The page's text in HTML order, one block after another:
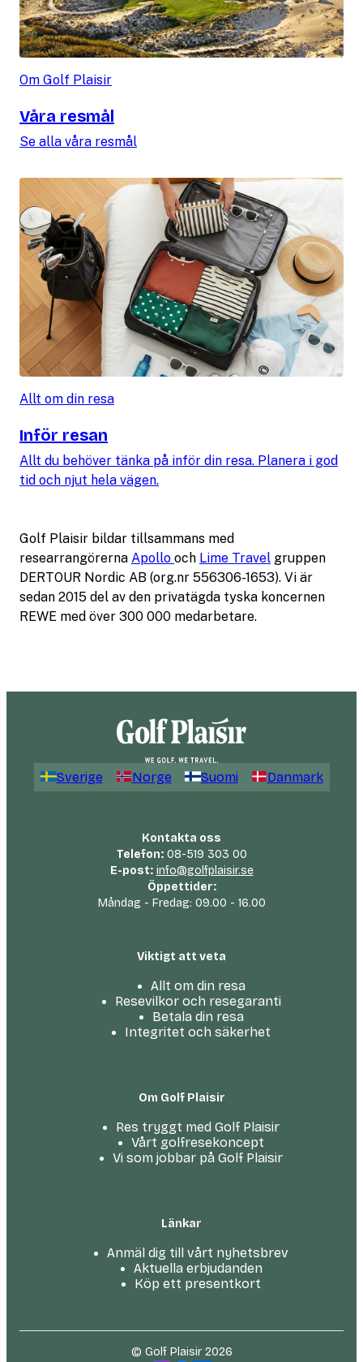
Om Golf Plaisir
Våra resmål
Se alla våra resmål
Allt om din resa
Inför resan
Allt du behöver tänka på inför din resa. Planera i god
tid och njut hela vägen.
Golf Plaisir bildar tillsammans med
researrangörerna Apollo och Lime Travel gruppen
DERTOUR Nordic AB (org.nr 556306-1653). Vi är
sedan 2015 del av den privatägda tyska koncernen
REWE med över 300 000 medarbetare.
Sverige Norge Suomi Danmark
Kontakta oss
Telefon:08-519 303 00
E-post: info@golfplaisir.se
Öppettider:
Måndag - Fredag: 09.00 - 16.00
Viktigt att veta
Allt om din resa
Resevilkor och resegaranti
Betala din resa
Integritet och säkerhet
Om Golf Plaisir
Res tryggt med Golf Plaisir
Vårt golfresekoncept
Vi som jobbar på Golf Plaisir
Länkar
Anmäl dig till vårt nyhetsbrev
Aktuella erbjudanden
Köp ett presentkort
© Golf Plaisir 2026